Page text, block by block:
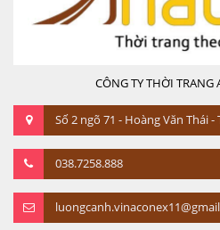
CÔNG TY THỜI TRANG
Số 2 ngõ 71 - Hoàng Văn Thái
038.7258.888